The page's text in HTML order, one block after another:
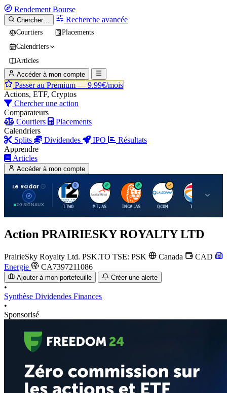
Rendement Bourse
Chercher… Recherche avancée
Courtiers
Placements
Calendriers
Articles
Accéder à mon compte
Passer au Premium — 9.99€/mois
Actions, ETF, Cryptos
Chercher une action
Comparateurs
Courtiers
Placements
Calendriers
Splits
Dividendes IPO
Résultats
Apprendre
Articles
Accéder à mon compte
Le Radar
20 SIGNAUX
T
TTWO
A
MT.AS
I
INGA.AS
Q
QCOM
T
TTE
Action PRAIRIESKY ROYALTY LTD
PrairieSky Royalty Ltd. PSK.TO TSE: PSK Canada
CAD
Energie
CA7397211086
Ajouter à mon portefeuille Créer une alerte
•
Synthèse Dividendes Finances
•
Sponsorisé